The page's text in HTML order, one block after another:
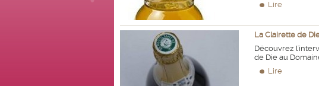
Lire
La Clairette de
Découvrez
de Die au
Lire